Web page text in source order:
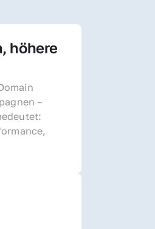
höhere
–